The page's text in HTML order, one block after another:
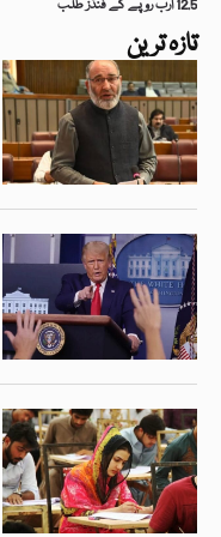
تازہ ترین
12.5 ارب روپے کے فنڈز طلب